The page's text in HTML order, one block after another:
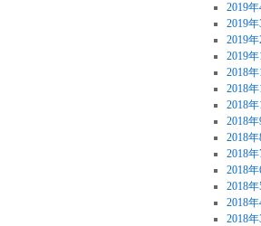
2019年
2019年
2019年
2019年
2018年
2018年
2018年
2018年
2018年
2018年
2018年
2018年
2018年
2018年